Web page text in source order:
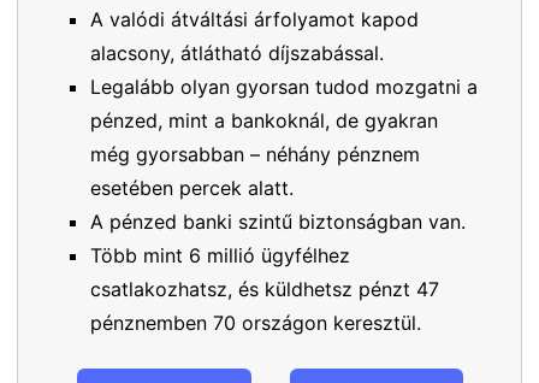
A valódi átváltási árfolyamot kapod
alacsony, átlátható díjszabással.
Legalább olyan gyorsan tudod mozgatni a
pénzed, mint a bankoknál, de gyakran
még gyorsabban – néhány pénznem
esetében percek alatt.
A pénzed banki szintű biztonságban van.
Több mint 6 millió ügyfélhez
csatlakozhatsz, és küldhetsz pénzt 47
pénznemben 70 országon keresztül.